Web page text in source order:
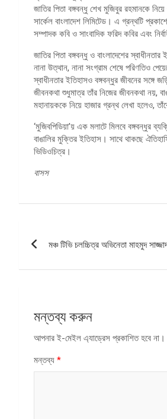
জাতির পিতা বঙ্গবন্ধু শেখ মুজিবুর রহমানকে
সার্কেল বাংলাদেশ লিমিটেড। এ গ্রন্থটি
সম্পাদক কবি ও সাংবাদিক ফরিদ কবির এবং
জাতির পিতা বঙ্গবন্ধু ও বাংলাদেশের
নানা উত্থান, নানা সংগ্রাম শেষে পরিণতিও
স্বাধীনতার ইতিহাসও বঙ্গবন্ধুর জীবনের
জীবনকথা শুধুমাত্র তাঁর নিজের জীবনকথা নয়,
মহানায়ককে নিয়ে হাজার গ্রন্থ লেখা হলেও,
‘মুজিবপিডিয়া’য় এক মলাটে মিলবে বঙ্গবন্ধুর
বাঙালির মুক্তির ইতিহাস। সাথে থাকছে
ভিডিওচিত্র।
বাসস
মঞ্চ টিভি চলচ্চিত্র অভিনেতা মাহমুদ
মন্তব্য করুন
আপনার ই-মেইল এ্যাড্রেস প্রকাশিত হবে না।
মন্তব্য *